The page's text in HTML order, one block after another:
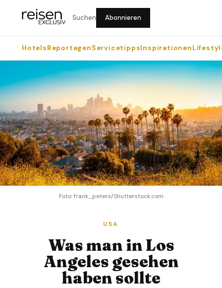
Suchen Abonnieren
HotelsReportagenServicetippsInspirationen
Foto: frank_peters/Shutterstock.com
USA
Was man in Los
Angeles gesehen
haben sollte